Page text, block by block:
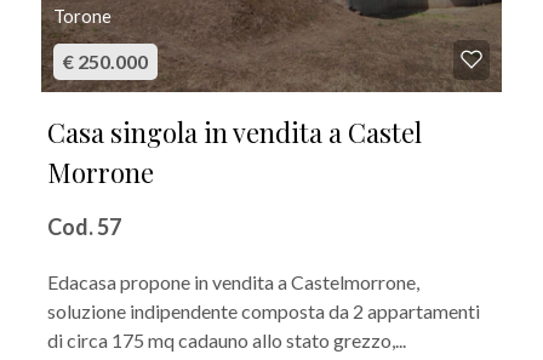
Torone
€ 250.000
Casa singola in vendita a Castel
Morrone
Cod. 57
Edacasa propone in vendita a Castelmorrone,
soluzione indipendente composta da 2 appartamenti
di circa 175 mq cadauno allo stato grezzo,...